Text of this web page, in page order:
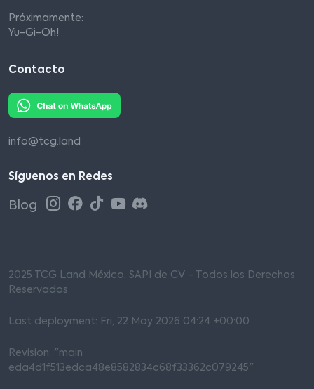
Próximamente:
Yu-Gi-Oh!
Contacto
info@tcg.land
Síguenos en Redes
Blog
2025 TCG Land México, SAPI de CV - Todos los Derechos
Reservados
Last deployment: Fri, 22 May 2026 04:24 +00:00
Revision: "main
eda4d1f513edca48e8582834c68f33362c079245"